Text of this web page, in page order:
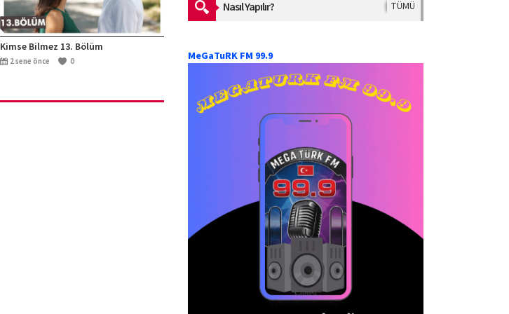
Kimse Bilmez 13. Bölüm
2 sene önce 0
Nasıl Yapılır? TÜMÜ
MeGaTuRK FM 99.9